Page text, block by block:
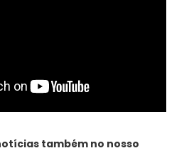
também no nosso